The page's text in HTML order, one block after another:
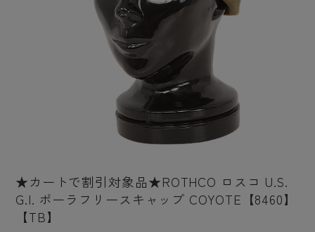
★カートで割引対象品★ROTHCO ロスコ U.S.
G.I. ポーラフリースキャップ COYOTE【8460】
【TB】